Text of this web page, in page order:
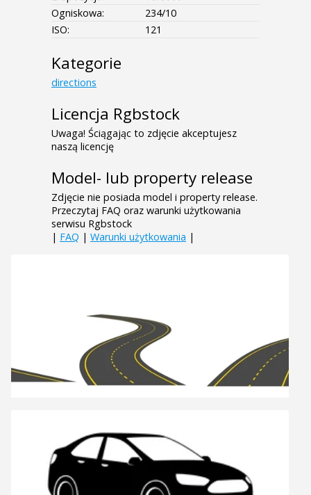
Ogniskowa:
234/10
ISO:
121
Kategorie
directions
Licencja Rgbstock
Uwaga! Ściągając to zdjęcie akceptujesz
naszą licencję
Model- lub property release
Zdjęcie nie posiada model i property release.
Przeczytaj FAQ oraz warunki użytkowania
serwisu Rgbstock
| FAQ | Warunki użytkowania |